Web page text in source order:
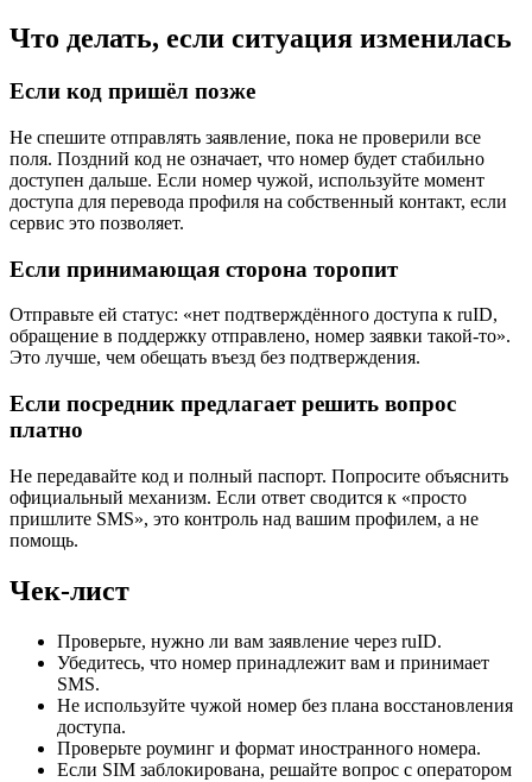
Что делать, если ситуация изменилась
Если код пришёл позже
Не спешите отправлять заявление, пока не проверили все
поля. Поздний код не означает, что номер будет стабильно
доступен дальше. Если номер чужой, используйте момент
доступа для перевода профиля на собственный контакт, если
сервис это позволяет.
Если принимающая сторона торопит
Отправьте ей статус: «нет подтверждённого доступа к ruID,
обращение в поддержку отправлено, номер заявки такой-то».
Это лучше, чем обещать въезд без подтверждения.
Если посредник предлагает решить вопрос
платно
Не передавайте код и полный паспорт. Попросите объяснить
официальный механизм. Если ответ сводится к «просто
пришлите SMS», это контроль над вашим профилем, а не
помощь.
Чек-лист
Проверьте, нужно ли вам заявление через ruID.
Убедитесь, что номер принадлежит вам и принимает
SMS.
Не используйте чужой номер без плана восстановления
доступа.
Проверьте роуминг и формат иностранного номера.
Если SIM заблокирована, решайте вопрос с оператором